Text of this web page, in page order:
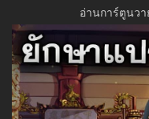
อ่านการ์ตูนว